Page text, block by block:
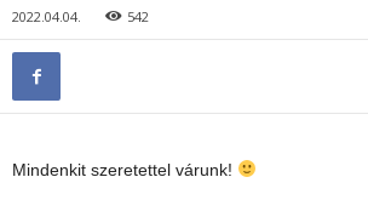
2022.04.04. 542
Mindenkit szeretettel várunk!